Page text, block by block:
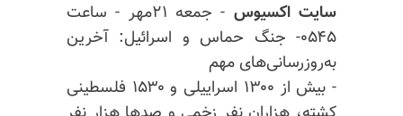
سایت اکسیوس
- جمعه ۲۱مهر - ساعت
۰۵۴۵- جنگ حماس و اسرائیل: آخرین
به‌روزرسانی‌های مهم
- بیش از ۱۳۰۰ اسراییلی و ۱۵۳۰ فلسطینی